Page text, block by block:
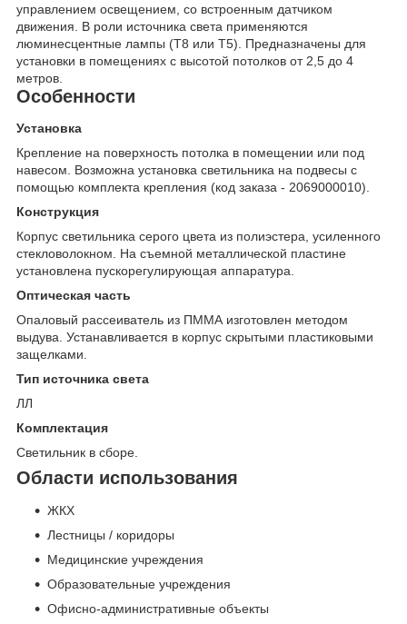
управлением освещением, со встроенным датчиком
движения. В роли источника света применяются
люминесцентные лампы (Т8 или Т5). Предназначены для
установки в помещениях с высотой потолков от 2,5 до 4
метров.
Особенности
Установка
Крепление на поверхность потолка в помещении или под
навесом. Возможна установка светильника на подвесы с
помощью комплекта крепления (код заказа - 2069000010).
Конструкция
Корпус светильника серого цвета из полиэстера, усиленного
стекловолокном. На съемной металлической пластине
установлена пускорегулирующая аппаратура.
Оптическая часть
Опаловый рассеиватель из ПММА изготовлен методом
выдува. Устанавливается в корпус скрытыми пластиковыми
защелками.
Тип источника света
ЛЛ
Комплектация
Светильник в сборе.
Области использования
ЖКХ
Лестницы / коридоры
Медицинские учреждения
Образовательные учреждения
Офисно-административные объекты